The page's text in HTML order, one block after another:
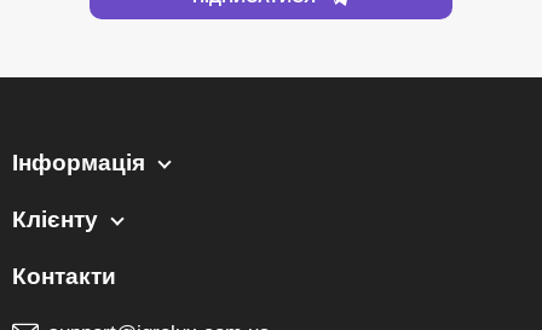
Інформація
Клієнту